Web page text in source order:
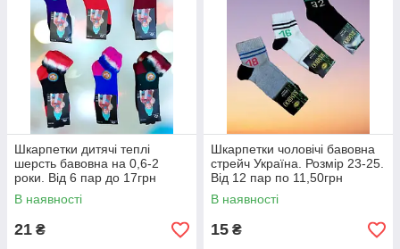
Шкарпетки дитячі теплі
шерсть бавовна на 0,6-2
роки. Від 6 пар до 17грн
В наявності
21 ₴
Шкарпетки чоловічі бавовна
стрейч Україна. Розмір 23-25.
Від 12 пар по 11,50грн
В наявності
15 ₴